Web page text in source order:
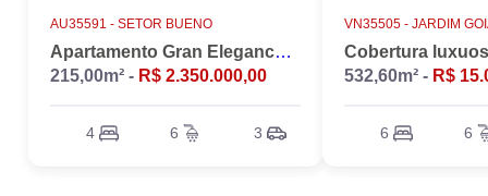
AU35591 - SETOR BUENO
Apartamento Gran Elegance - 4 suites + Home Office
215,00m² - R$ 2.350.000,00
4 6 3
VN35505 - JARDIM
532,60m² - R$
6 6